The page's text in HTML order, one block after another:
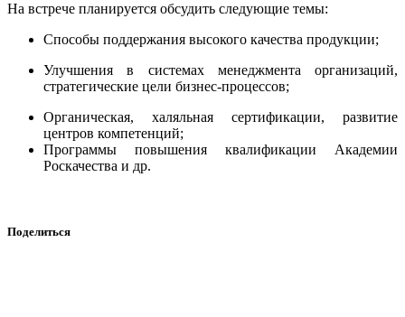
На встрече планируется обсудить следующие темы:
Способы поддержания высокого качества продукции;
Улучшения в системах менеджмента организаций,
стратегические цели бизнес-процессов;
Органическая, халяльная сертификации, развитие
центров компетенций;
Программы повышения квалификации Академии
Роскачества и др.
Поделиться